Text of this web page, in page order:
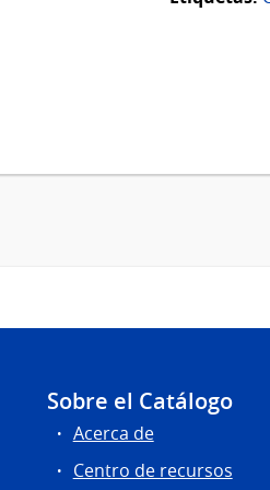
Sobre el Catálogo
Acerca de
Centro de recursos